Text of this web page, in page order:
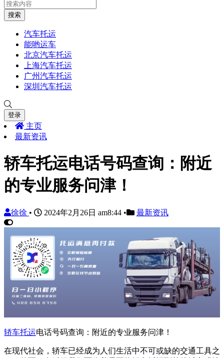
搜索
汽车托运
能哟运车
北京汽车托运
上海汽车托运
广州汽车托运
深圳汽车托运
登录
主页
最新资讯
轿车托运电话号码查询：附近
的专业服务问津！
徐徐 • 2024年2月26日 am8:44 • 最新资讯
轿车托运电话号码查询：附近的专业服务问津！
在现代社会，轿车已经成为人们生活中不可或缺的交通工具之